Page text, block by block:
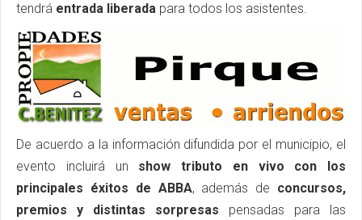
tendrá entrada liberada para todos los asistentes.
De acuerdo a la información difundida por el municipio, el
evento incluirá un show tributo en vivo con los
principales éxitos de ABBA, además de concursos,
premios y distintas sorpresas pensadas para las